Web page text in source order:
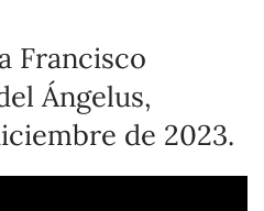
Francisco
Ángelus,
de 2023.